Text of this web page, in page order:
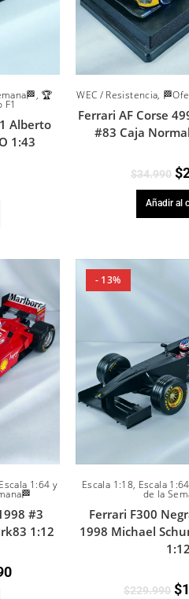
, 🏆
Alberto
1:43
WEC / Resistencia,
Ferrari AF Corse
#83 Caja
$34.990 $
Añadir al
Escala 1:64 y
#3
1:12
- 13%
Escala 1:18, Escala
de la
Ferrari F300
1998 Michael
1:12
$229.990 $